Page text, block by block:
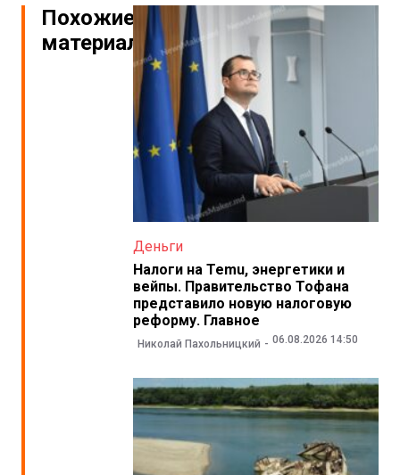
Похожие
материалы
Деньги
Налоги на Temu, энергетики и
вейпы. Правительство Тофана
представило новую налоговую
реформу. Главное
Николай Пахольницкий 06.08.2026 14:50